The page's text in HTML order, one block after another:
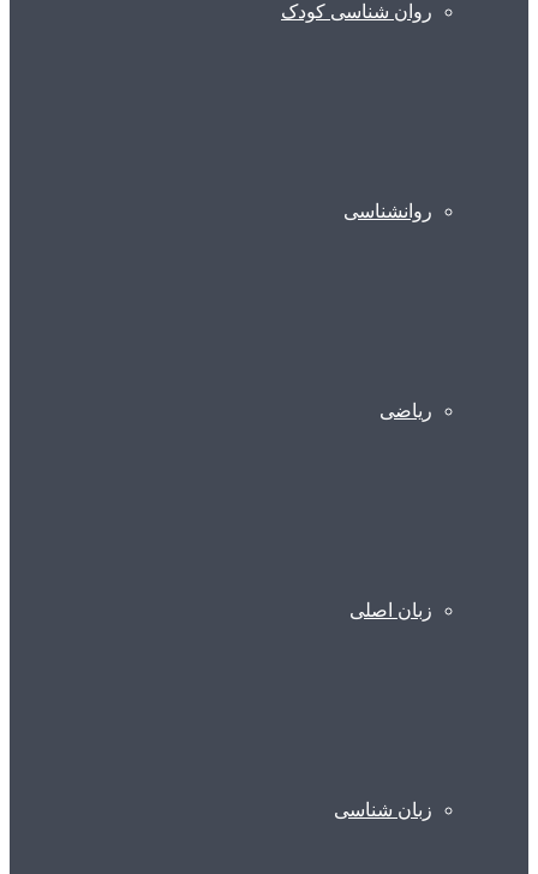
روان شناسی کودک
روانشناسی
ریاضی
زبان اصلی
زبان شناسی